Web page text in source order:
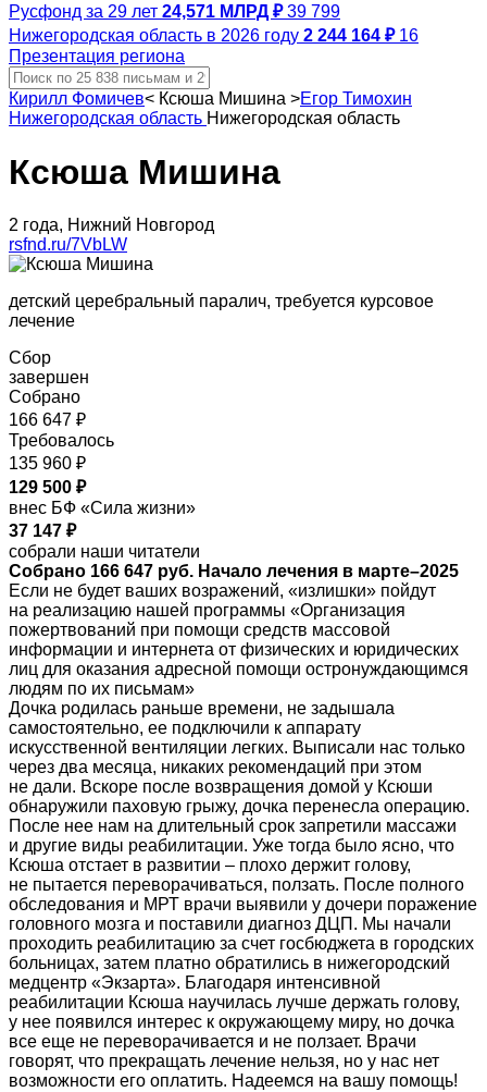
Русфонд за 29 лет 24,571 МЛРД ₽ 39 799
Нижегородская область в 2026 году 2 244 164 ₽ 16
Презентация региона
Кирилл Фомичев< Ксюша Мишина >Егор Тимохин
Нижегородская область Нижегородская область
Ксюша Мишина
2 года, Нижний Новгород
rsfnd.ru/7VbLW
детский церебральный паралич, требуется курсовое
лечение
Сбор
завершен
Собрано
166 647 ₽
Требовалось
135 960 ₽
129 500 ₽
внес БФ «Сила жизни»
37 147 ₽
собрали наши читатели
Собрано 166 647 руб. Начало лечения в марте–2025
Если не будет ваших возражений, «излишки» пойдут
на реализацию нашей программы «Организация
пожертвований при помощи средств массовой
информации и интернета от физических и юридических
лиц для оказания адресной помощи остронуждающимся
людям по их письмам»
Дочка родилась раньше времени, не задышала
самостоятельно, ее подключили к аппарату
искусственной вентиляции легких. Выписали нас только
через два месяца, никаких рекомендаций при этом
не дали. Вскоре после возвращения домой у Ксюши
обнаружили паховую грыжу, дочка перенесла операцию.
После нее нам на длительный срок запретили массажи
и другие виды реабилитации. Уже тогда было ясно, что
Ксюша отстает в развитии – плохо держит голову,
не пытается переворачиваться, ползать. После полного
обследования и МРТ врачи выявили у дочери поражение
головного мозга и поставили диагноз ДЦП. Мы начали
проходить реабилитацию за счет госбюджета в городских
больницах, затем платно обратились в нижегородский
медцентр «Экзарта». Благодаря интенсивной
реабилитации Ксюша научилась лучше держать голову,
у нее появился интерес к окружающему миру, но дочка
все еще не переворачивается и не ползает. Врачи
говорят, что прекращать лечение нельзя, но у нас нет
возможности его оплатить. Надеемся на вашу помощь!